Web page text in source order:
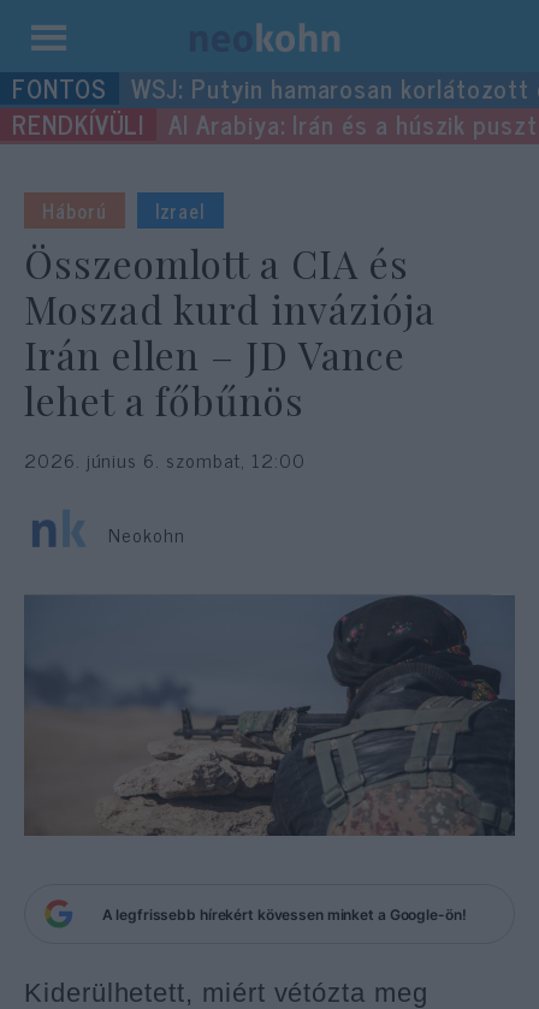
Kilépés
a
tartalomba
WSJ: Putyin hamarosan
Al Arabiya: Irán és a húszik
Háború Izrael
Összeomlott a CIA és
Moszad kurd inváziója
Irán ellen – JD Vance
lehet a főbűnös
2026. június 6. szombat, 12:00
Neokohn
A legfrissebb hírekért kövessen minket a Google-ön!
Kiderülhetett, miért vétózta meg